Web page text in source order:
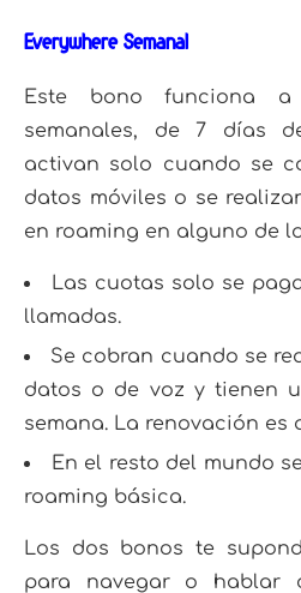
Everywhere Semanal
Este bono funciona
semanales, de 7 días
activan solo cuando se
datos móviles o se
en roaming en alguno de
Las cuotas solo se
llamadas.
Se cobran cuando se
datos o de voz y tienen
semana. La renovación es
En el resto del mundo
roaming básica.
Los dos bonos te
para navegar o hablar